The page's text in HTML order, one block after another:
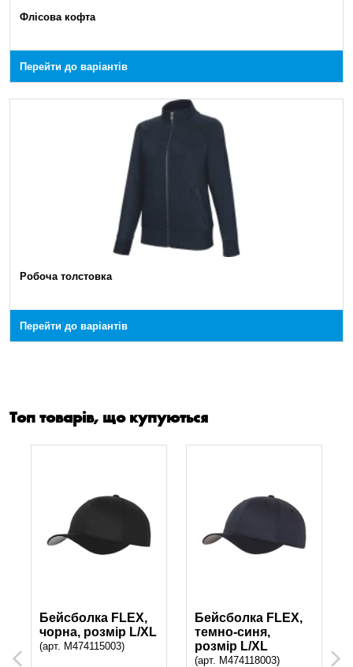
Флісова кофта
Перейти до варіантів
Робоча толстовка
Перейти до варіантів
Топ товарів, що купуються
Previous
Бейсболка FLEX,
чорна, розмір L/XL
(арт. M474115003)
Бейсболка FLEX,
темно-синя,
розмір L/XL
(арт. M474118003) Next